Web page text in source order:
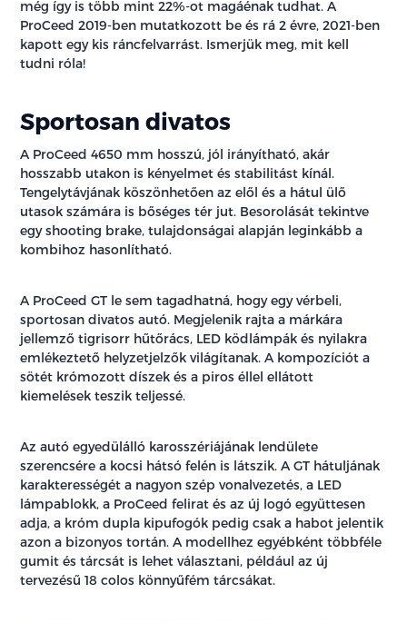
még így is több mint 22%-ot magáénak tudhat. A
ProCeed 2019-ben mutatkozott be és rá 2 évre, 2021-ben
kapott egy kis ráncfelvarrást. Ismerjük meg, mit kell
tudni róla!
Sportosan divatos
A ProCeed 4650 mm hosszú, jól irányítható, akár
hosszabb utakon is kényelmet és stabilitást kínál.
Tengelytávjának köszönhetően az elől és a hátul ülő
utasok számára is bőséges tér jut. Besorolását tekintve
egy shooting brake, tulajdonságai alapján leginkább a
kombihoz hasonlítható.
A ProCeed GT le sem tagadhatná, hogy egy vérbeli,
sportosan divatos autó. Megjelenik rajta a márkára
jellemző tigrisorr hűtőrács, LED ködlámpák és nyilakra
emlékeztető helyzetjelzők világítanak. A kompozíciót a
sötét krómozott díszek és a piros éllel ellátott
kiemelések teszik teljessé.
Az autó egyedülálló karosszériájának lendülete
szerencsére a kocsi hátsó felén is látszik. A GT hátuljának
karakterességét a nagyon szép vonalvezetés, a LED
lámpablokk, a ProCeed felirat és az új logó együttesen
adja, a króm dupla kipufogók pedig csak a habot jelentik
azon a bizonyos tortán. A modellhez egyébként többféle
gumit és tárcsát is lehet választani, például az új
tervezésű 18 colos könnyűfém tárcsákat.